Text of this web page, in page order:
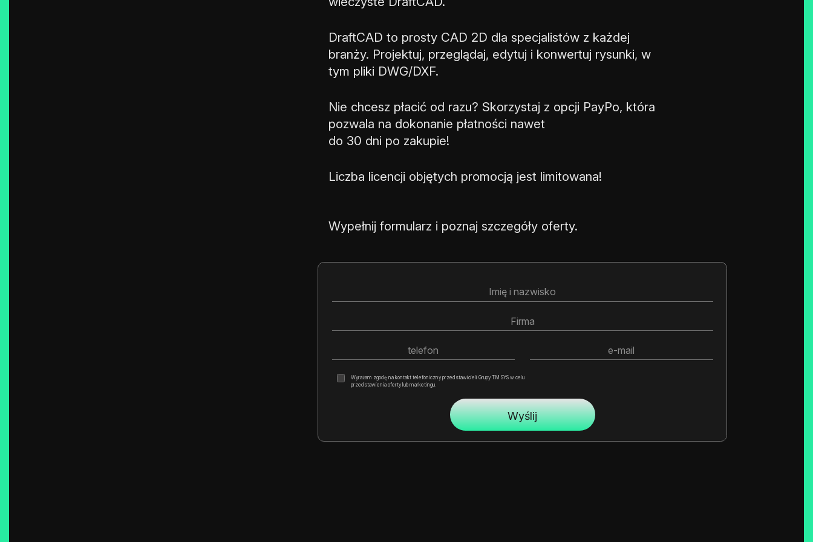
DraftCAD to prosty CAD 2D dla specjalistów z każdej
branży. Projektuj, przeglądaj, edytuj i konwertuj rysunki, w
tym pliki DWG/DXF.
Nie chcesz płacić od razu? Skorzystaj z opcji PayPo, która
pozwala na dokonanie płatności nawet
do 30 dni po zakupie!
Liczba licencji objętych promocją jest limitowana!
Wypełnij formularz i poznaj szczegóły oferty.
Wyrażam zgodę na kontakt telefoniczny przedstawicieli Grupy TM SYS w celu
przedstawienia oferty lub marketingu.